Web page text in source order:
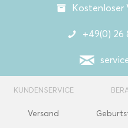
Kostenloser
+49(0) 26
KUNDENSERVICE
Versand